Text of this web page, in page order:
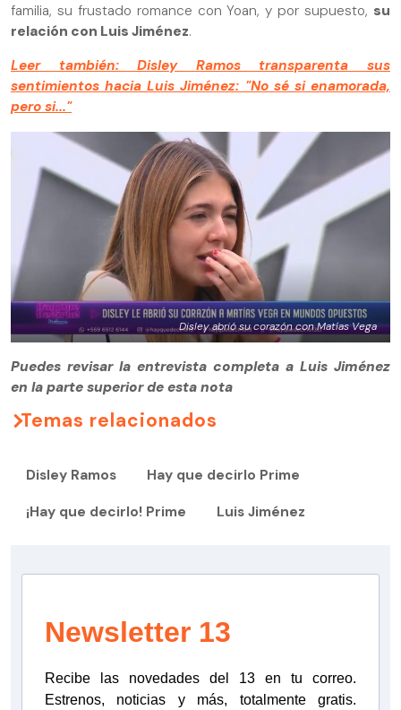
familia, su frustado romance con Yoan, y por supuesto, su
relación con Luis Jiménez.
Leer también: Disley Ramos transparenta sus
sentimientos hacia Luis Jiménez: "No sé si enamorada,
pero si..."
Disley abrió su corazón con Matías Vega
Puedes revisar la entrevista completa a Luis Jiménez
en la parte superior de esta nota
Temas relacionados
Disley Ramos Hay que decirlo Prime
¡Hay que decirlo! Prime Luis Jiménez
Newsletter 13
Recibe las novedades del 13 en tu correo.
Estrenos, noticias y más, totalmente gratis.